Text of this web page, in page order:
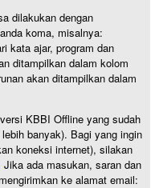
dilakukan dengan
koma, misalnya:
kata ajar, program dan
ditampilkan dalam kolom
akan ditampilkan dalam
KBBI Offline yang sudah
banyak). Bagi yang ingin
koneksi internet), silakan
Jika ada masukan, saran dan
ke alamat email: